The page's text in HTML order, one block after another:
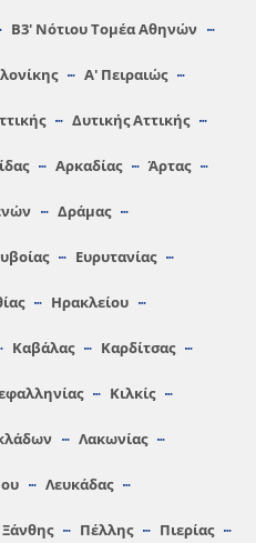
Β3′ Νότιου Τομέα Αθηνών
Α′ Πειραιώς
Δυτικής Αττικής
Αρκαδίας Άρτας
Δράμας
Ευρυτανίας
Ηρακλείου
Καβάλας Καρδίτσας
Κιλκίς
Λακωνίας
Λευκάδας
Ξάνθης Πέλλης Πιερίας